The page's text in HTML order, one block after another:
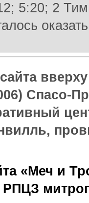
5:20; 2
Спасо-
«Меч и